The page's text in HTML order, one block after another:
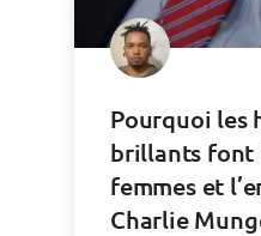
Pourquoi les
brillants font
femmes et
Charlie